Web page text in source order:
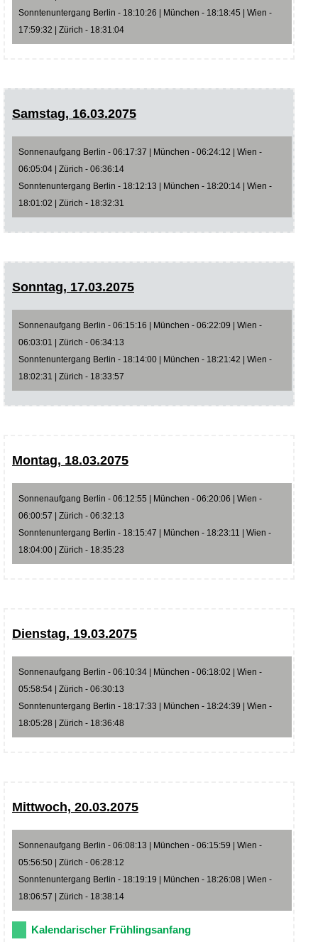
Sonntenuntergang Berlin - 18:10:26 | München - 18:18:45 | Wien -
17:59:32 | Zürich - 18:31:04
Samstag, 16.03.2075
Sonnenaufgang Berlin - 06:17:37 | München - 06:24:12 | Wien -
06:05:04 | Zürich - 06:36:14
Sonntenuntergang Berlin - 18:12:13 | München - 18:20:14 | Wien -
18:01:02 | Zürich - 18:32:31
Sonntag, 17.03.2075
Sonnenaufgang Berlin - 06:15:16 | München - 06:22:09 | Wien -
06:03:01 | Zürich - 06:34:13
Sonntenuntergang Berlin - 18:14:00 | München - 18:21:42 | Wien -
18:02:31 | Zürich - 18:33:57
Montag, 18.03.2075
Sonnenaufgang Berlin - 06:12:55 | München - 06:20:06 | Wien -
06:00:57 | Zürich - 06:32:13
Sonntenuntergang Berlin - 18:15:47 | München - 18:23:11 | Wien -
18:04:00 | Zürich - 18:35:23
Dienstag, 19.03.2075
Sonnenaufgang Berlin - 06:10:34 | München - 06:18:02 | Wien -
05:58:54 | Zürich - 06:30:13
Sonntenuntergang Berlin - 18:17:33 | München - 18:24:39 | Wien -
18:05:28 | Zürich - 18:36:48
Mittwoch, 20.03.2075
Sonnenaufgang Berlin - 06:08:13 | München - 06:15:59 | Wien -
05:56:50 | Zürich - 06:28:12
Sonntenuntergang Berlin - 18:19:19 | München - 18:26:08 | Wien -
18:06:57 | Zürich - 18:38:14
Kalendarischer Frühlingsanfang